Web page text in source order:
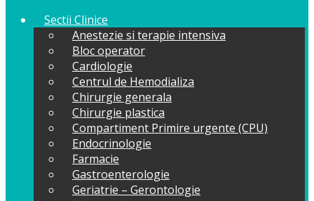
Sectii Clinice
Anestezie si terapie intensiva
Bloc operator
Cardiologie
Centrul de Hemodializa
Chirurgie generala
Chirurgie plastica
Compartiment Primire urgente (CPU)
Endocrinologie
Farmacie
Gastroenterologie
Geriatrie – Gerontologie